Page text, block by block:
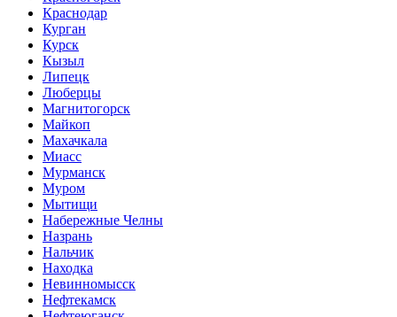
Краснодар
Курган
Курск
Кызыл
Липецк
Люберцы
Магнитогорск
Майкоп
Махачкала
Миасс
Мурманск
Муром
Мытищи
Набережные Челны
Назрань
Нальчик
Находка
Невинномысск
Нефтекамск